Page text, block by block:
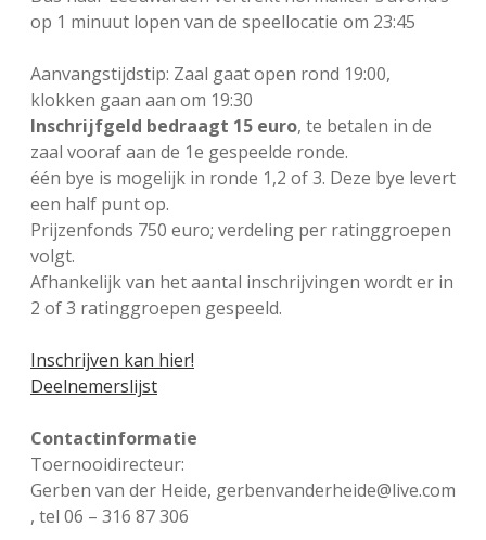
op 1 minuut lopen van de speellocatie om 23:45
Aanvangstijdstip: Zaal gaat open rond 19:00,
klokken gaan aan om 19:30
Inschrijfgeld bedraagt 15 euro, te betalen in de
zaal vooraf aan de 1e gespeelde ronde.
één bye is mogelijk in ronde 1,2 of 3. Deze bye levert
een half punt op.
Prijzenfonds 750 euro; verdeling per ratinggroepen
volgt.
Afhankelijk van het aantal inschrijvingen wordt er in
2 of 3 ratinggroepen gespeeld.
Inschrijven kan hier!
Deelnemerslijst
Contactinformatie
Toernooidirecteur:
Gerben van der Heide, gerbenvanderheide@live.com
, tel 06 – 316 87 306